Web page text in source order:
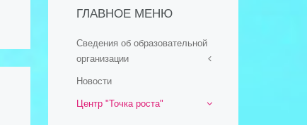
ГЛАВНОЕ МЕНЮ
Сведения об образовательной
организации
- Основные сведения
- Структура и органы
Новости
Центр "Точка роста"